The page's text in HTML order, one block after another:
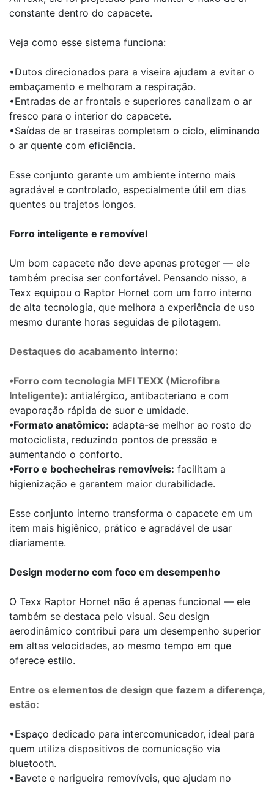
constante dentro do capacete.
Veja como esse sistema funciona:
•Dutos direcionados para a viseira ajudam a evitar o
embaçamento e melhoram a respiração.
•Entradas de ar frontais e superiores canalizam o ar
fresco para o interior do capacete.
•Saídas de ar traseiras completam o ciclo, eliminando
o ar quente com eficiência.
Esse conjunto garante um ambiente interno mais
agradável e controlado, especialmente útil em dias
quentes ou trajetos longos.
Forro inteligente e removível
Um bom capacete não deve apenas proteger — ele
também precisa ser confortável. Pensando nisso, a
Texx equipou o Raptor Hornet com um forro interno
de alta tecnologia, que melhora a experiência de uso
mesmo durante horas seguidas de pilotagem.
Destaques do acabamento interno:
•Forro com tecnologia MFI TEXX (Microfibra
Inteligente): antialérgico, antibacteriano e com
evaporação rápida de suor e umidade.
•Formato anatômico: adapta-se melhor ao rosto do
motociclista, reduzindo pontos de pressão e
aumentando o conforto.
•Forro e bochecheiras removíveis: facilitam a
higienização e garantem maior durabilidade.
Esse conjunto interno transforma o capacete em um
item mais higiênico, prático e agradável de usar
diariamente.
Design moderno com foco em desempenho
O Texx Raptor Hornet não é apenas funcional — ele
também se destaca pelo visual. Seu design
aerodinâmico contribui para um desempenho superior
em altas velocidades, ao mesmo tempo em que
oferece estilo.
Entre os elementos de design que fazem a diferença,
estão:
•Espaço dedicado para intercomunicador, ideal para
quem utiliza dispositivos de comunicação via
bluetooth.
•Bavete e narigueira removíveis, que ajudam no